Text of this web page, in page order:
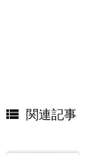
 関連記事